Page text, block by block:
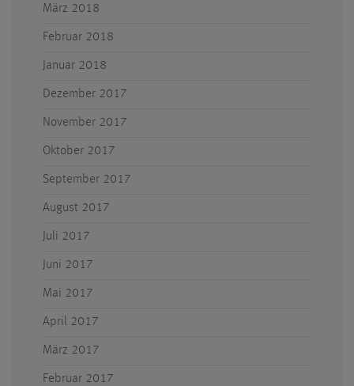
März 2018
Februar 2018
Januar 2018
Dezember 2017
November 2017
Oktober 2017
September 2017
August 2017
Juli 2017
Juni 2017
Mai 2017
April 2017
März 2017
Februar 2017